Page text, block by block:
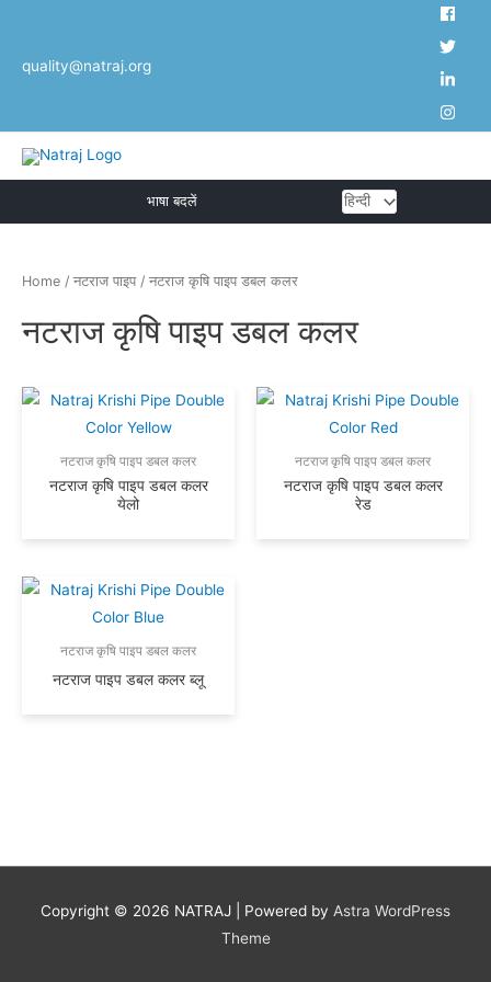
content
quality@natraj.org
भाषा बदलें एक
Home / नटराज पाइप/ नटराज कृषि पाइप डबल कलर
नटराज कृषि पाइप डबल कलर
नटराज कृषि पाइप डबल कलर
नटराज कृषि पाइप डबल कलर
येलो
नटराज कृषि पाइप डबल कलर
नटराज कृषि पाइप डबल कलर
रेड
नटराज कृषि पाइप डबल कलर
नटराज पाइप डबल कलर ब्लू
Copyright © 2026 NATRAJ | Powered by Astra WordPress
Theme